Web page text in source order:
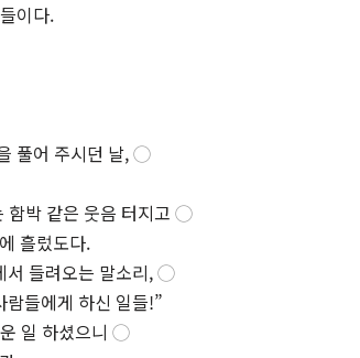
이다.
풀어 주시던 날,◯
박 같은 웃음 터지고 ◯
흘렀도다.
서 들려오는 말소리,◯
람들에게 하신 일들!”
일 하셨으니 ◯